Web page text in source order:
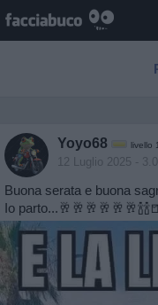
Yoyo68 livello
12 Luglio 2025 -
Buona serata e buona
Io